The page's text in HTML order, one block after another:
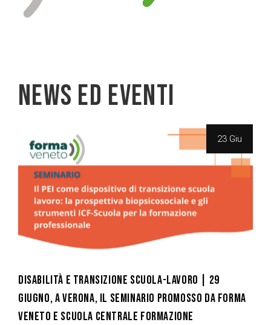
NEWS ED EVENTI​
23 Giu
DISABILITÀ E TRANSIZIONE SCUOLA-LAVORO | 29
GIUGNO, A VERONA, IL SEMINARIO PROMOSSO DA FORMA
VENETO E SCUOLA CENTRALE FORMAZIONE